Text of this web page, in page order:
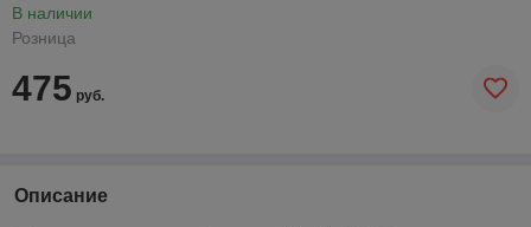
В наличии
Розница
475 руб.
Описание